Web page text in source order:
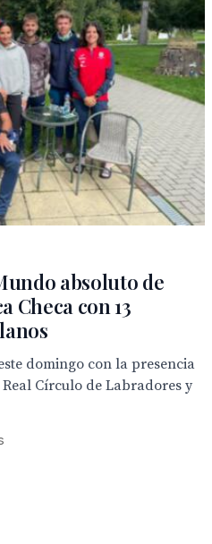
absoluto de
Checa con 13
domingo con la presencia
Círculo de Labradores y